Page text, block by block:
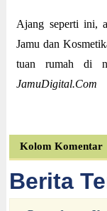
Ajang seperti ini,
Jamu dan
tuan rumah di
JamuDigital.Com
Kolom Komentar
Berita